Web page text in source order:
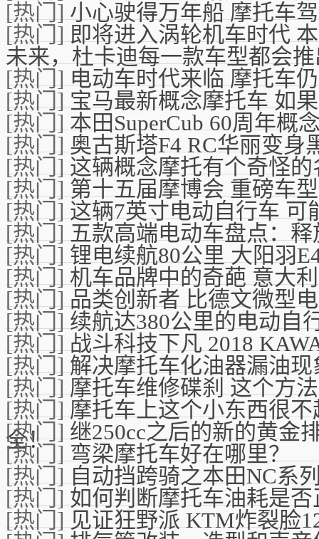
[热门]小心驶得万年船 摩托车
[热门]即将进入涡轮机车时代
未来，杜卡迪每一款车型都会
[热门]电动车时代来临 摩托车
[热门]宝马最新概念摩托车 如
[热门]本田SuperCub 60周年概
[热门]奥古斯塔F4 RC华丽变身
[热门]这辆概念摩托有个奇怪
[热门]第十五届摩博会 重磅车
[热门]这辆7英寸电动自行车 可
[热门]五款高端电动车盘点：
[热门]锂电续航80公里 大阳羽
[热门]机车品牌中的奇葩 意大
[热门]品类创新者 比德文微型
[热门]续航达380公里的电动自
[热门]战斗科技下凡 2018
[热门]解决摩托车化油器漏油现
[热门]摩托车维修碟刹 这个方
[热门]摩托车上这个小东西很
全！
[热门]继250cc之后的新的黄金
[热门]弯梁摩托车好在哪里？
[热门]自动挡跨骑之本田NC系
[热门]如何判断摩托车油耗是
[热门]见证狂野派 KTM炸裂脸